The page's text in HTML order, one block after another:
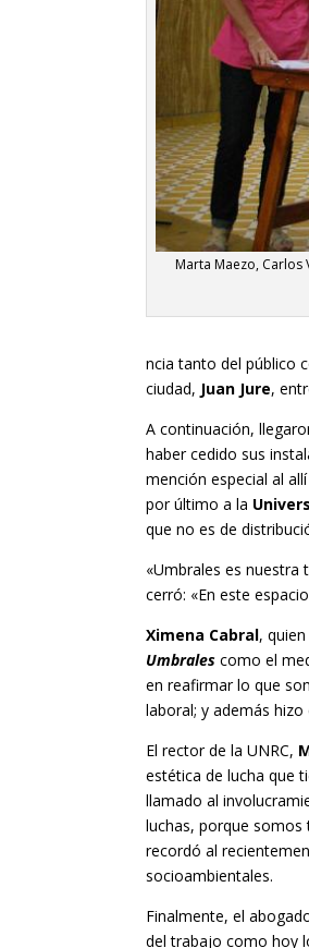
Marta Maezo, Carlos
ncia tanto del público
ciudad, Juan Jure,
A continuación,
haber cedido sus
mención especial al
por último a la
que no es de
«Umbrales es
cerró: «En este
Ximena Cabral,
Umbrales como el
en reafirmar lo que
laboral; y además
El rector de la UNRC,
estética de lucha que
llamado al
luchas, porque somos
recordó al
socioambientales.
Finalmente, el
del trabajo como hoy